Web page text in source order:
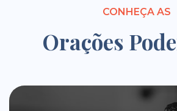
CONHEÇA AS
Orações